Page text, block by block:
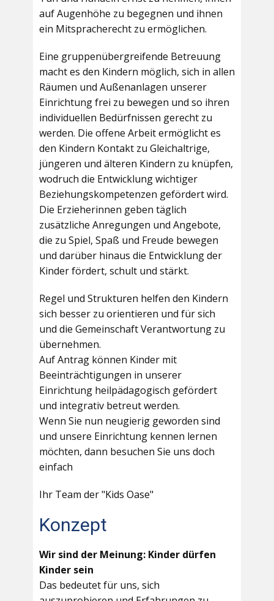
auf Augenhöhe zu begegnen und ihnen
ein Mitspracherecht zu ermöglichen.
Eine gruppenübergreifende Betreuung
macht es den Kindern möglich, sich in allen
Räumen und Außenanlagen unserer
Einrichtung frei zu bewegen und so ihren
individuellen Bedürfnissen gerecht zu
werden. Die offene Arbeit ermöglicht es
den Kindern Kontakt zu Gleichaltrige,
jüngeren und älteren Kindern zu knüpfen,
wodruch die Entwicklung wichtiger
Beziehungskompetenzen gefördert wird.
Die Erzieherinnen geben täglich
zusätzliche Anregungen und Angebote,
die zu Spiel, Spaß und Freude bewegen
und darüber hinaus die Entwicklung der
Kinder fördert, schult und stärkt.
Regel und Strukturen helfen den Kindern
sich besser zu orientieren und für sich
und die Gemeinschaft Verantwortung zu
übernehmen.
Auf Antrag können Kinder mit
Beeinträchtigungen in unserer
Einrichtung heilpädagogisch gefördert
und integrativ betreut werden.
Wenn Sie nun neugierig geworden sind
und unsere Einrichtung kennen lernen
möchten, dann besuchen Sie uns doch
einfach
Ihr Team der "Kids Oase"
Konzept
Wir sind der Meinung: Kinder dürfen
Kinder sein
Das bedeutet für uns, sich